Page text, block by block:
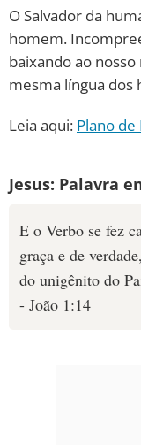
O Salvador da
homem.
baixando ao
mesma língua dos
Leia aqui: Plano
Jesus: Palavra
E o Verbo se fez
graça e de
do unigênito do
- João 1:14